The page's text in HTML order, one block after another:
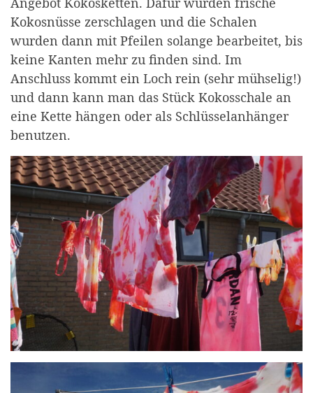
Kokosnüsse zerschlagen und die Schalen
wurden dann mit Pfeilen solange bearbeitet, bis
keine Kanten mehr zu finden sind. Im
Anschluss kommt ein Loch rein (sehr mühselig!)
und dann kann man das Stück Kokosschale an
eine Kette hängen oder als Schlüsselanhänger
benutzen.